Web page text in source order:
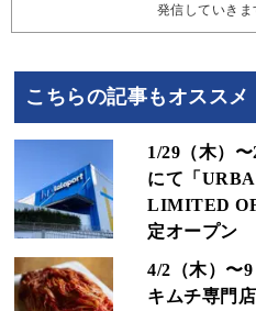
発信していきま
こちらの記事もオススメ
1/29（木）
にて「
LIMITED
定オープン
4/2（木）〜
キムチ専門